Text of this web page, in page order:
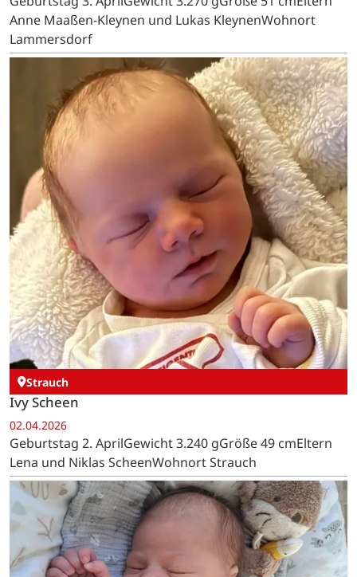
Anne Maaßen-Kleynen und Lukas KleynenWohnort
Lammersdorf
Strauch
Ivy Scheen
02.04.2026
Geburtstag 2. AprilGewicht 3.240 gGröße 49 cmEltern
Lena und Niklas ScheenWohnort Strauch